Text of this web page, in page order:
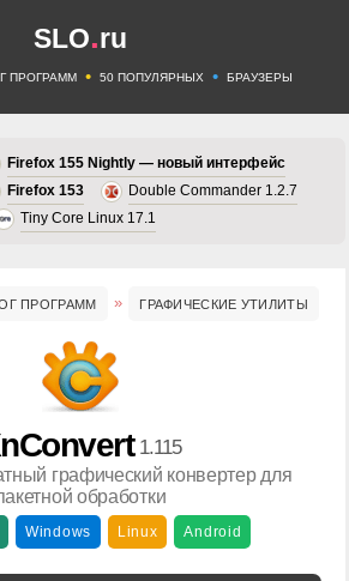
SLO.ru
ПРОГРАММ • 50 ПОПУЛЯРНЫХ • БРАУЗЕРЫ
Firefox 155 Nightly — новый интерфейс
Firefox 153
Double Commander 1.2.7
Tiny Core Linux 17.1
ПРОГРАММ ГРАФИЧЕСКИЕ УТИЛИТЫ
1.115
графический конвертер для
обработки
Windows Linux Android